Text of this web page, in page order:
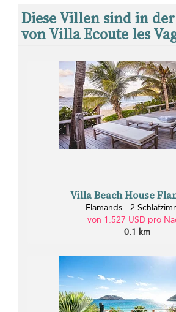
Diese Villen sind in
von Villa Ecoute les
Villa Beach House
Flamands - 2
von 1.527 USD pro
0.1 km